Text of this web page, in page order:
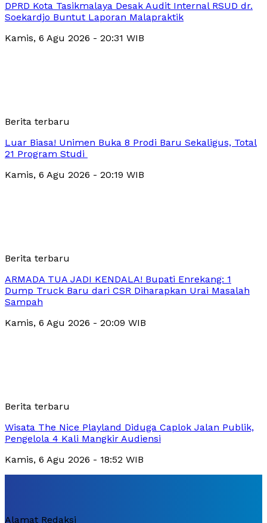
DPRD Kota Tasikmalaya Desak Audit Internal RSUD dr.
Soekardjo Buntut Laporan Malapraktik
Kamis, 6 Agu 2026 - 20:31 WIB
Berita terbaru
Luar Biasa! Unimen Buka 8 Prodi Baru Sekaligus, Total
21 Program Studi
Kamis, 6 Agu 2026 - 20:19 WIB
Berita terbaru
ARMADA TUA JADI KENDALA! Bupati Enrekang: 1
Dump Truck Baru dari CSR Diharapkan Urai Masalah
Sampah
Kamis, 6 Agu 2026 - 20:09 WIB
Berita terbaru
Wisata The Nice Playland Diduga Caplok Jalan Publik,
Pengelola 4 Kali Mangkir Audiensi
Kamis, 6 Agu 2026 - 18:52 WIB
Alamat Redaksi